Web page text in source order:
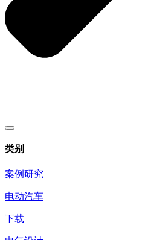
类别
案例研究
电动汽车
下载